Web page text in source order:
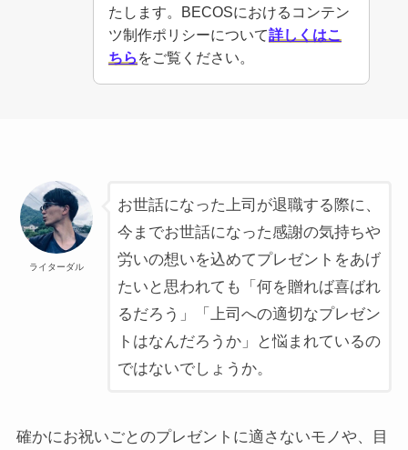
たします。BECOSにおけるコンテン
ツ制作ポリシーについて詳しくはこ
ちら をご覧ください。
ライターダル
お世話になった上司が退職する際に、
今までお世話になった感謝の気持ちや
労いの想いを込めてプレゼントをあげ
たいと思われても「何を贈れば喜ばれ
るだろう」「上司への適切なプレゼン
トはなんだろうか」と悩まれているの
ではないでしょうか。
確かにお祝いごとのプレゼントに適さないモノや、目